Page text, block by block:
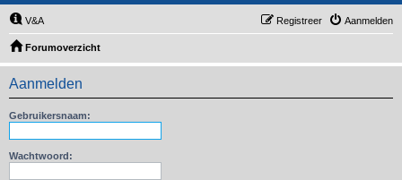
V&A Aanmelden
Registreer
Forumoverzicht
Aanmelden
Gebruikersnaam:
Wachtwoord: